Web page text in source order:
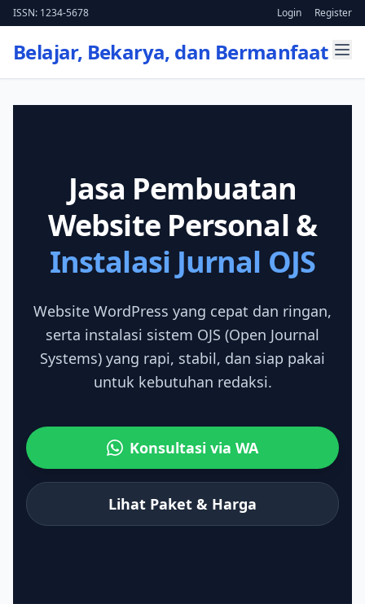
ISSN: 1234-5678 Login Register
Belajar, Bekarya, dan Bermanfaat
Jasa Pembuatan
Website Personal &
Instalasi Jurnal OJS
Website WordPress yang cepat dan ringan,
serta instalasi sistem OJS (Open Journal
Systems) yang rapi, stabil, dan siap pakai
untuk kebutuhan redaksi.
Konsultasi via WA
Lihat Paket & Harga